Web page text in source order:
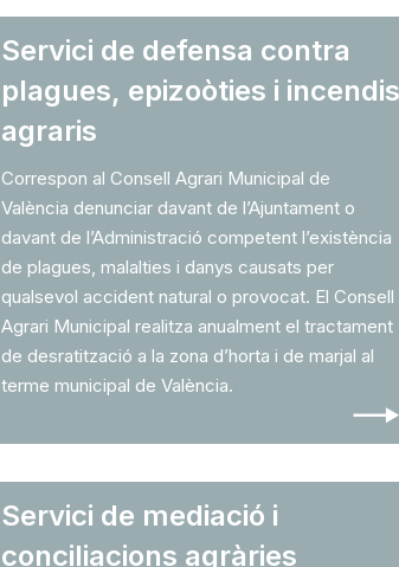
Servici de defensa contra
plagues, epizoòties i incendis
agraris
Correspon al Consell Agrari Municipal de
València denunciar davant de l’Ajuntament o
davant de l’Administració competent l’existència
de plagues, malalties i danys causats per
qualsevol accident natural o provocat. El Consell
Agrari Municipal realitza anualment el tractament
de desratització a la zona d’horta i de marjal al
terme municipal de València.
🠒
Servici de mediació i
conciliacions agràries